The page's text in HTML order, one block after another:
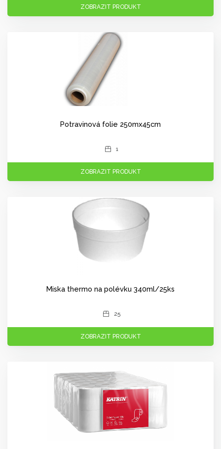
ZOBRAZIT PRODUKT
Potravinová folie 250mx45cm
1
ZOBRAZIT PRODUKT
Miska thermo na polévku 340ml/25ks
25
ZOBRAZIT PRODUKT